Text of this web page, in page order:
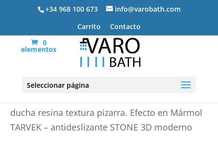
+34 968 100 673
info@varobath.com
Carrito
Contacto
0
elementos
Seleccionar página
ducha resina textura pizarra. Efecto en Mármol
TARVEK – antideslizante STONE 3D moderno